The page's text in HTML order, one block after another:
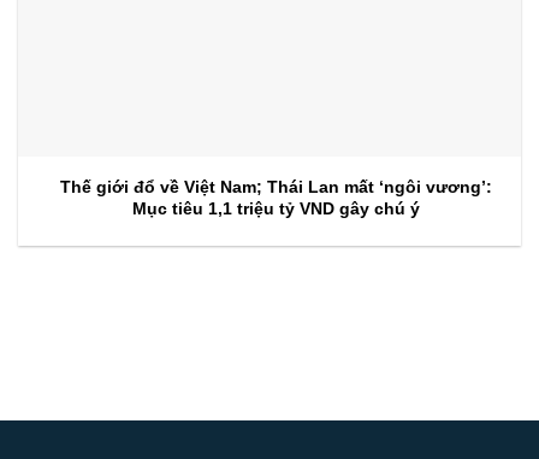
Thế giới đổ về Việt Nam; Thái Lan mất ‘ngôi vương’:
Mục tiêu 1,1 triệu tỷ VND gây chú ý